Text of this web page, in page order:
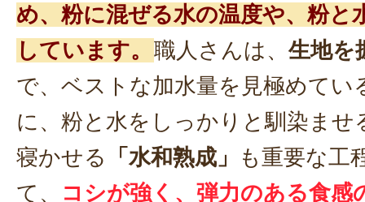
め、粉に混ぜる水の温度や、粉と
しています。 職人さんは、 生地を
で、ベストな加水量を見極めてい
に、粉と水をしっかりと馴染ませ
寝かせる
「水和熟成」
も重要な工
て、
コシが強く、弾力のある食感